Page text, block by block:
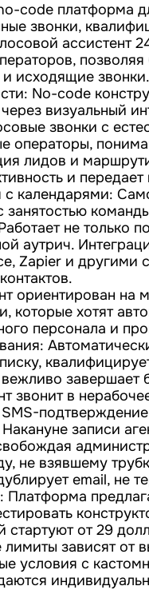
code платформа
звонки,
ассистент
исходящие звонки.
No-code
визуальный
звонки с
операторы,
лидов и
и
календарями:
занятостью
не только
аутрич.
Zapier и другими
ориентирован на
которые хотят
персонала и
завершает
звонит в
записи
не взявшему
email, не
Платформа
стартуют от 29
зависят от
условия с